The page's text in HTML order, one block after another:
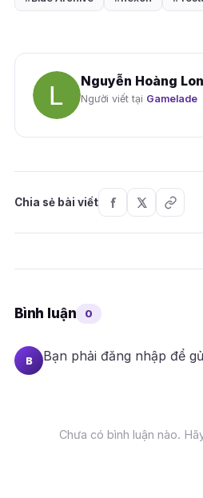
Nguyễn Hoàng
Người viết tại Gamelade
Chia sẻ bài viết
Bình luận 0
B Bạn phải đăng nhập để
Chưa có bình luận nào.